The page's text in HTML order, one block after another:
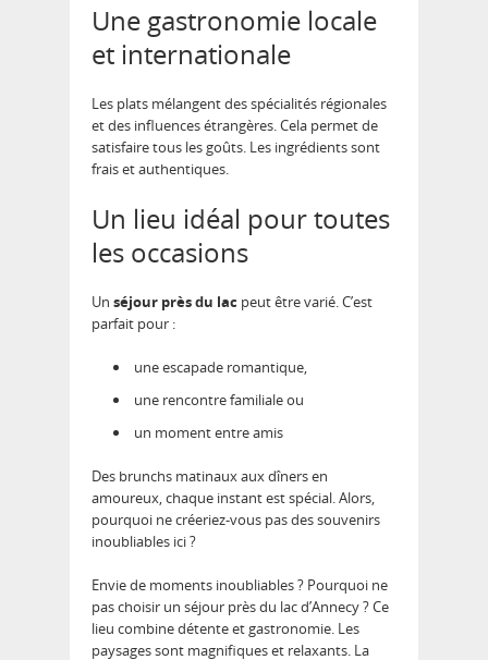
Une gastronomie locale
et internationale
Les plats mélangent des spécialités régionales
et des influences étrangères. Cela permet de
satisfaire tous les goûts. Les ingrédients sont
frais et authentiques.
Un lieu idéal pour toutes
les occasions
Un séjour près du lac peut être varié. C’est
parfait pour :
une escapade romantique,
une rencontre familiale ou
un moment entre amis
Des brunchs matinaux aux dîners en
amoureux, chaque instant est spécial. Alors,
pourquoi ne créeriez-vous pas des souvenirs
inoubliables ici ?
Envie de moments inoubliables ? Pourquoi ne
pas choisir un séjour près du lac d’Annecy ? Ce
lieu combine détente et gastronomie. Les
paysages sont magnifiques et relaxants. La